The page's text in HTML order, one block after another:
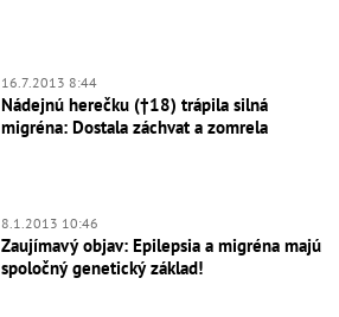
16.7.2013 8:44
Nádejnú herečku (†18) trápila silná
migréna: Dostala záchvat a zomrela
8.1.2013 10:46
Zaujímavý objav: Epilepsia a migréna majú
spoločný genetický základ!